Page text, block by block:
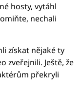
hosty, vytáhl
nechali
získat nějaké ty
zveřejnili. Ještě, že
překryli